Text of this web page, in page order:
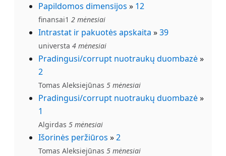
Papildomos dimensijos » 12
finansai1 2 mėnesiai
Intrastat ir pakuotės apskaita »39
universta 4 mėnesiai
Pradingusi/corrupt nuotraukų duombazė»
2
Tomas Aleksiejūnas 5 mėnesiai
Pradingusi/corrupt nuotraukų duombazė»
1
Algirdas 5 mėnesiai
Išorinės peržiūros »2
Tomas Aleksiejūnas 5 mėnesiai